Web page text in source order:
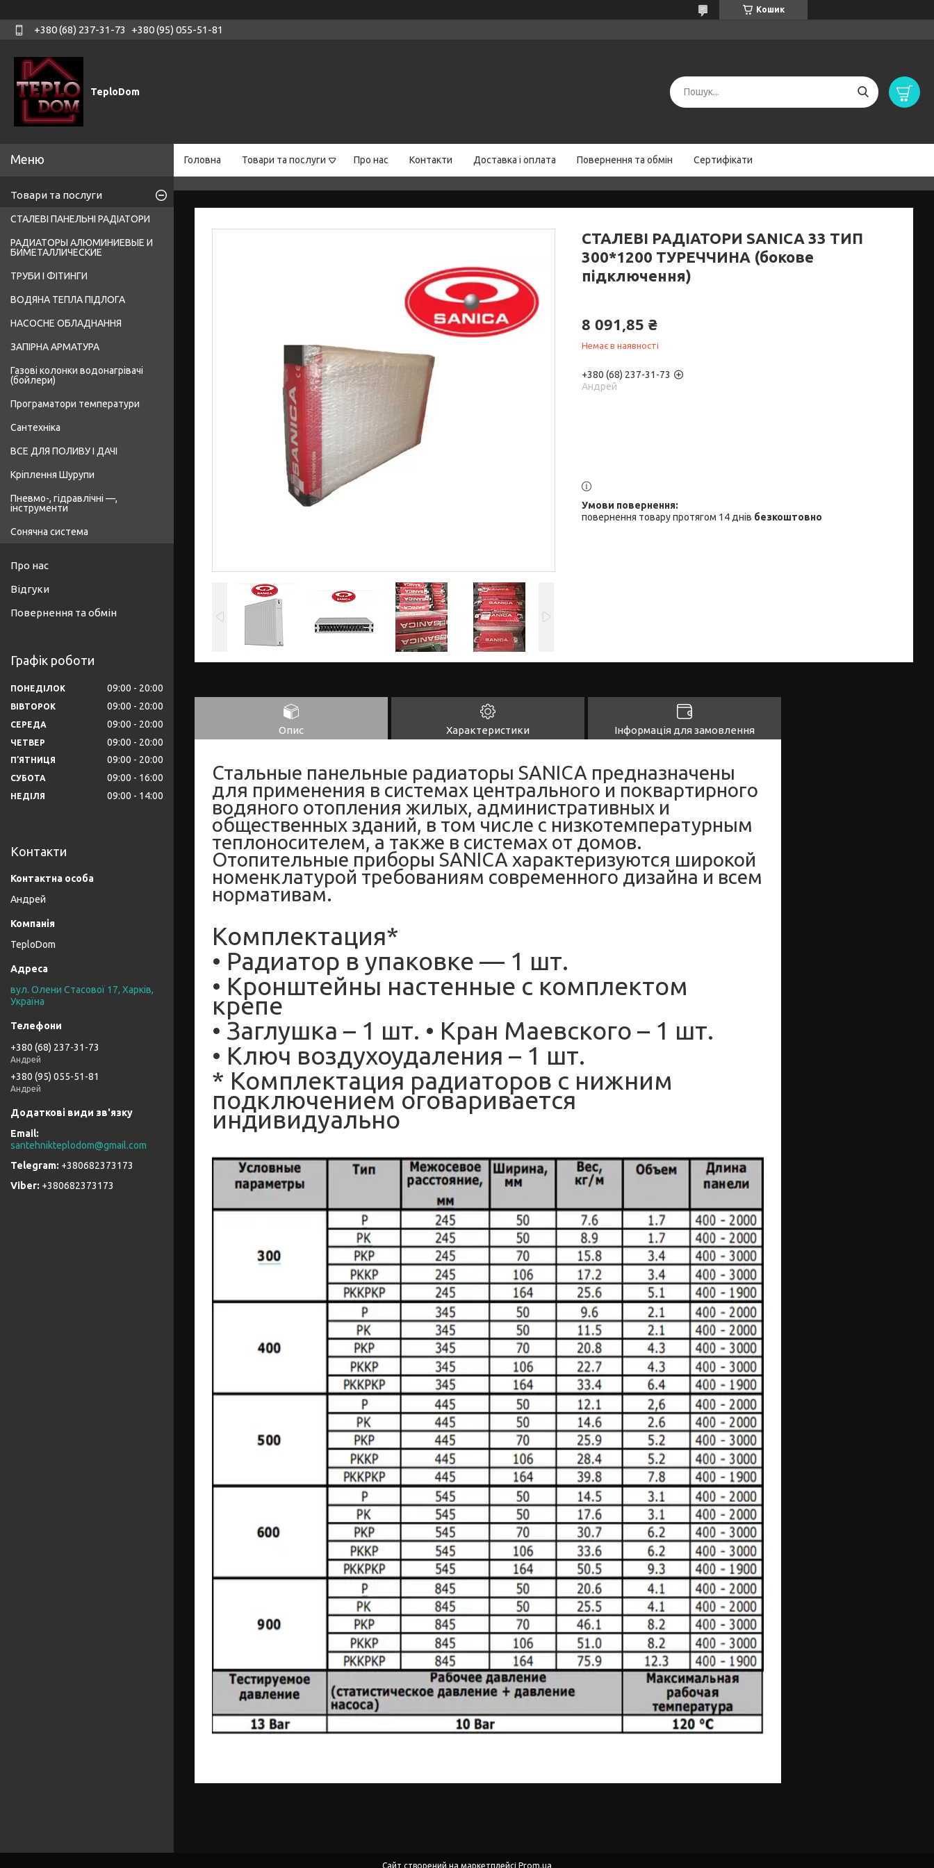
Кошик
+380 (68) 237-31-73 +380 (95) 055-51-81
TeploDom
Головна Товари та послуги Про нас Контакти Доставка і оплата Повернення та обмін Сертифікати
СТАЛЕВІ РАДІАТОРИ SANICA 33 ТИП
300*1200 ТУРЕЧЧИНА (бокове
підключення)
8 091,85 ₴
Немає в наявності
+380 (68) 237-31-73
Андрей
повернення товару протягом 14 днів безкоштовно
Опис Характеристики Інформація для замовлення
Стальные панельные радиаторы SANICA предназначены
для применения в системах центрального и поквартирного
водяного отопления жилых, административных и
общественных зданий, в том числе с низкотемпературным
теплоносителем, а также в системах от домов.
Отопительные приборы SANICA характеризуются широкой
номенклатурой требованиям современного дизайна и всем
нормативам.
Комплектация*
• Радиатор в упаковке — 1 шт.
• Кронштейны настенные с комплектом
крепе
• Заглушка – 1 шт. • Кран Маевского – 1 шт.
• Ключ воздухоудаления – 1 шт.
* Комплектация радиаторов с нижним
подключением оговаривается
индивидуально
Товари та послуги
СТАЛЕВІ ПАНЕЛЬНІ РАДІАТОРИ
РАДИАТОРЫ АЛЮМИНИЕВЫЕ И
БИМЕТАЛЛИЧЕСКИЕ
ТРУБИ І ФІТИНГИ
ВОДЯНА ТЕПЛА ПІДЛОГА
НАСОСНЕ ОБЛАДНАННЯ
ЗАПІРНА АРМАТУРА
Газові колонки водонагрівачі
(бойлери)
Програматори температури
Сантехніка
ВСЕ ДЛЯ ПОЛИВУ І ДАЧІ
Кріплення Шурупи
Пневмо-, гідравлічні —,
інструменти
Сонячна система
Про нас
Відгуки
Повернення та обмін
Графік роботи
ПОНЕДІЛОК 09:00 20:00
ВІВТОРОК 09:00 20:00
СЕРЕДА 09:00 20:00
ЧЕТВЕР 09:00 20:00
ПʼЯТНИЦЯ 09:00 20:00
СУБОТА 09:00 16:00
НЕДІЛЯ 09:00 14:00
Контакти
Андрей
TeploDom
вул. Олени Стасової 17, Харків,
Україна
+380 (68) 237-31-73
Андрей
+380 (95) 055-51-81
Андрей
santehnikteplodom@gmail.com
+380682373173
+380682373173
Сайт створений на маркетплейсі Prom.ua